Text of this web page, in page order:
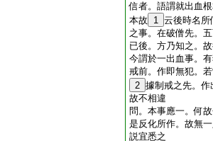
信者。語謂就出血
本故
1 云後時名所
之事。在破僧先。
已後。方乃知之。
今謂於一出血事。
戒前。作即無犯。
2 據制戒之先。
故不相違
問。本事應一。何
是反化所作。故無
説宜悉之